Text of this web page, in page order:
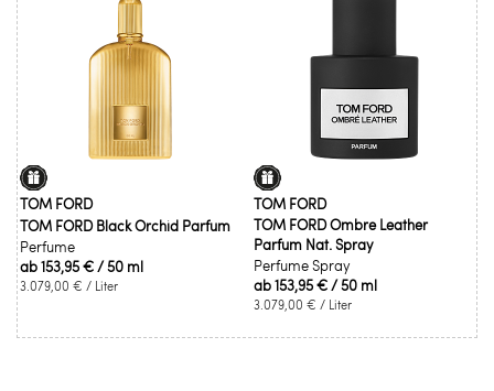
TOM FORD
TOM FORD Black Orchid Parfum
Perfume
ab153,95 €/ 50 ml
3.079,00 € / Liter
TOM FORD
TOM FORD Ombre Leather
Parfum Nat. Spray
Perfume Spray
ab153,95 €/ 50 ml
3.079,00 € / Liter